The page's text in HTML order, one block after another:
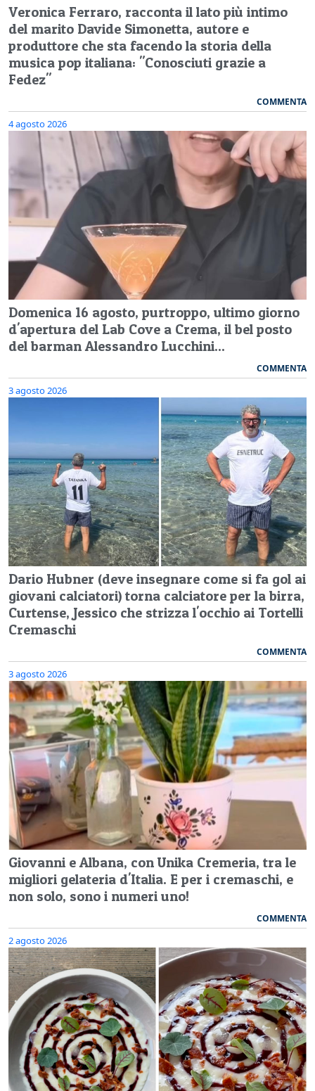
Veronica Ferraro, racconta il lato più intimo
del marito Davide Simonetta, autore e
produttore che sta facendo la storia della
musica pop italiana: "Conosciuti grazie a
Fedez"
COMMENTA
4 agosto 2026
Domenica 16 agosto, purtroppo, ultimo giorno
d'apertura del Lab Cove a Crema, il bel posto
del barman Alessandro Lucchini...
COMMENTA
3 agosto 2026
Dario Hubner (deve insegnare come si fa gol ai
giovani calciatori) torna calciatore per la birra,
Curtense, Jessico che strizza l'occhio ai Tortelli
Cremaschi
COMMENTA
3 agosto 2026
Giovanni e Albana, con Unika Cremeria, tra le
migliori gelateria d'Italia. E per i cremaschi, e
non solo, sono i numeri uno!
COMMENTA
2 agosto 2026